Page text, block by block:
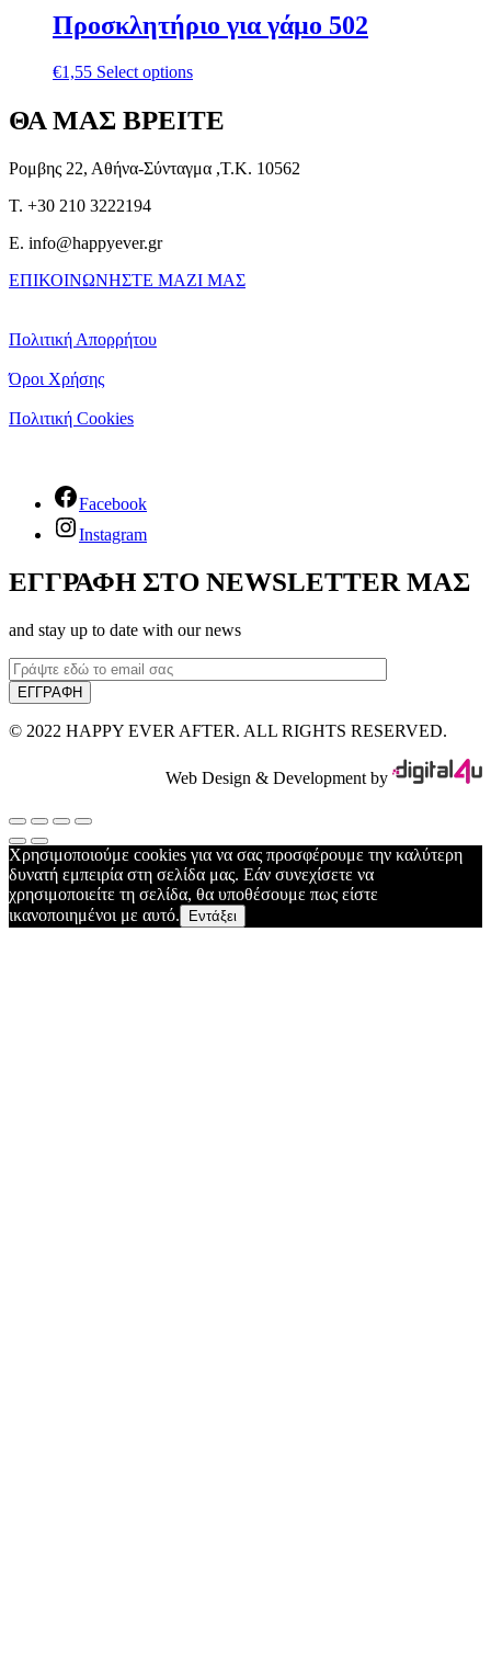
Προσκλητήριο για γάμο 502
€1,55 Select options
ΘΑ ΜΑΣ ΒΡΕΙΤΕ
Ρομβης 22, Αθήνα-Σύνταγμα ,Τ.Κ. 10562
T. +30 210 3222194
E. info@happyever.gr
ΕΠΙΚΟΙΝΩΝΗΣΤΕ ΜΑΖΙ ΜΑΣ
Πολιτική Απορρήτου
Όροι Χρήσης
Πολιτική Cookies
Facebook
Instagram
ΕΓΓΡΑΦΗ ΣΤΟ NEWSLETTER ΜΑΣ
and stay up to date with our news
© 2022 HAPPY EVER AFTER. ALL RIGHTS RESERVED.
Web Design & Development by
Χρησιμοποιούμε cookies για να σας προσφέρουμε την καλύτερη
δυνατή εμπειρία στη σελίδα μας. Εάν συνεχίσετε να
χρησιμοποιείτε τη σελίδα, θα υποθέσουμε πως είστε
ικανοποιημένοι με αυτό.
Εντάξει